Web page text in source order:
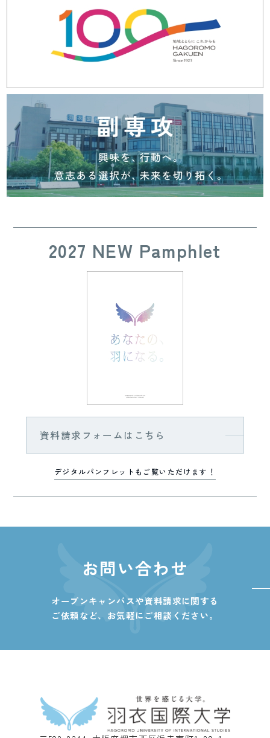
2027 NEW Pamphlet
資料請求フォームはこちら
デジタルパンフレットもご覧いただけます！
お問い合わせ
オープンキャンパスや資料請求に関する
ご依頼など、 お気軽にご相談ください。